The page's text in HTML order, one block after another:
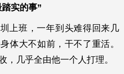
实的事”
上班，一年到头难得回来几
体大不如前，干不了重活。
，几乎全由他一个人打理。